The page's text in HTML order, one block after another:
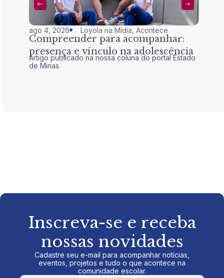
ago 4, 2026 Loyola na Mídia ,Acontece
Compreender para acompanhar:
presença e vínculo na adolescência
Artigo publicado na nossa coluna do portal Estado
de Minas.
Inscreva-se e receba
nossas novidades
Cadastre seu e-mail para acompanhar notícias,
eventos, projetos e tudo o que acontece na
comunidade escolar.